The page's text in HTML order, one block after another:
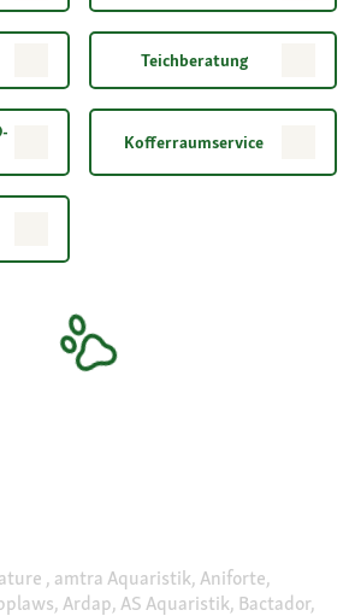
Teichberatung
Kofferraumservice
, amtra Aquaristik, Aniforte,
Ardap, AS Aquaristik, Bactador,